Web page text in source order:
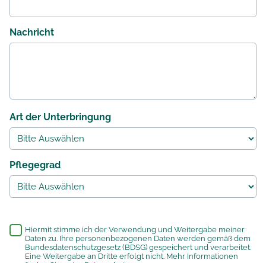
Nachricht
Art der Unterbringung
Pflegegrad
Hiermit stimme ich der Verwendung und Weitergabe meiner
Daten zu. Ihre personenbezogenen Daten werden gemäß dem
Bundesdatenschutzgesetz (BDSG) gespeichert und verarbeitet.
Eine Weitergabe an Dritte erfolgt nicht. Mehr Informationen